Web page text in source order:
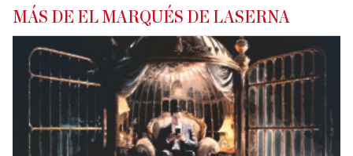
MÁS DE EL MARQUÉS DE LASERNA